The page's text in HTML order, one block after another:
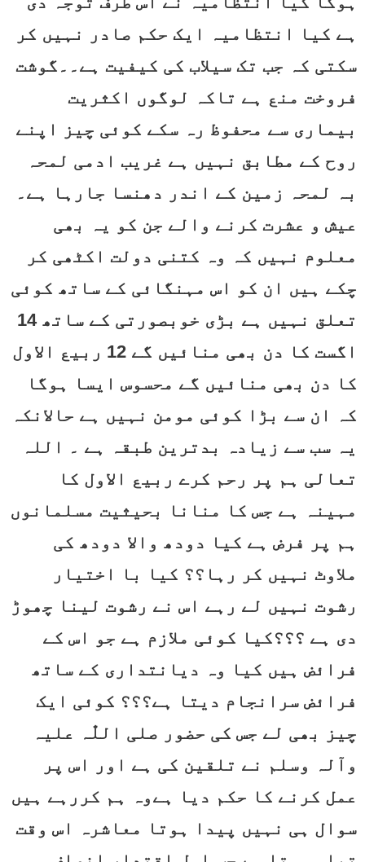
ہے کیا انتظامیہ ایک حکم صادر نہیں کر
سکتی کہ جب تک سیلاب کی کیفیت ہے۔۔گوشت
فروخت منع ہے تاکہ لوگوں اکثریت
بیماری سے محفوظ رہ سکے کوئی چیز اپنے
روح کے مطابق نہیں ہے غریب ادمی لمحہ
بہ لمحہ زمین کے اندر دھنسا جارہا ہے۔
عیش و عشرت کرنے والے جن کو یہ بھی
معلوم نہیں کہ وہ کتنی دولت اکٹھی کر
چکے ہیں ان کو اس مہنگائی کے ساتھ کوئی
تعلق نہیں ہے بڑی خوبصورتی کے ساتھ 14
اگست کا دن بھی منائیں گے 12 ربیع الاول
کا دن بھی منائیں گے محسوس ایسا ہوگا
کہ ان سے بڑا کوئی مومن نہیں ہے حالانکہ
یہ سب سے زیادہ بدترین طبقہ ہے ۔ اللہ
تعالی ہم پر رحم کرے ربیع الاول کا
مہینہ ہے جس کا منانا بحیثیت مسلمانوں
ہم پر فرض ہے کیا دودھ والا دودھ کی
ملاوٹ نہیں کر رہا؟؟ کیا با اختیار
رشوت نہیں لے رہے اس نے رشوت لینا چھوڑ
دی ہے ؟؟؟کیا کوئی ملازم ہے جو اس کے
فرائض ہیں کیا وہ دیانتداری کے ساتھ
فرائض سرانجام دیتا ہے؟؟؟ کوئی ایک
چیز بھی لے جس کی حضور صلی اللّٰہ علیہ
وآلہ وسلم نے تلقین کی ہے اور اس پر
عمل کرنے کا حکم دیا ہےوہ ہم کررہے ہیں
سوال ہی نہیں پیدا ہوتا معاشرہ اس وقت